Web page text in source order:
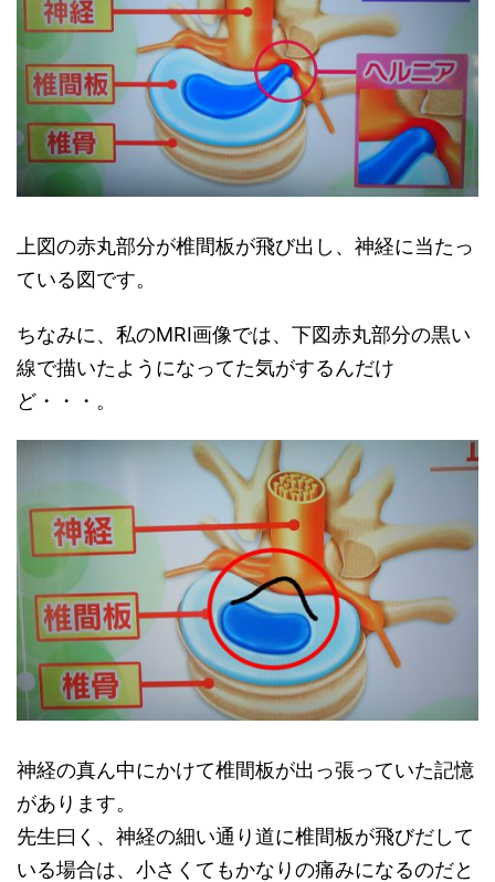
上図の赤丸部分が椎間板が飛び出し、神経に当たっ
ている図です。
ちなみに、私のMRI画像では、下図赤丸部分の黒い
線で描いたようになってた気がするんだけ
ど・・・。
神経の真ん中にかけて椎間板が出っ張っていた記憶
があります。
先生曰く、神経の細い通り道に椎間板が飛びだして
いる場合は、小さくてもかなりの痛みになるのだと